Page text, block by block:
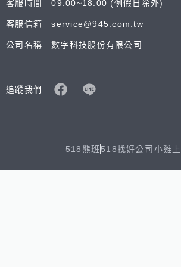
客服時間 09:00~18:00 (例假日除外)
客服信箱 service@945.com.tw
公司名稱 數字科技股份有限公司
追蹤我們
518熊班 518找好公司 小雞